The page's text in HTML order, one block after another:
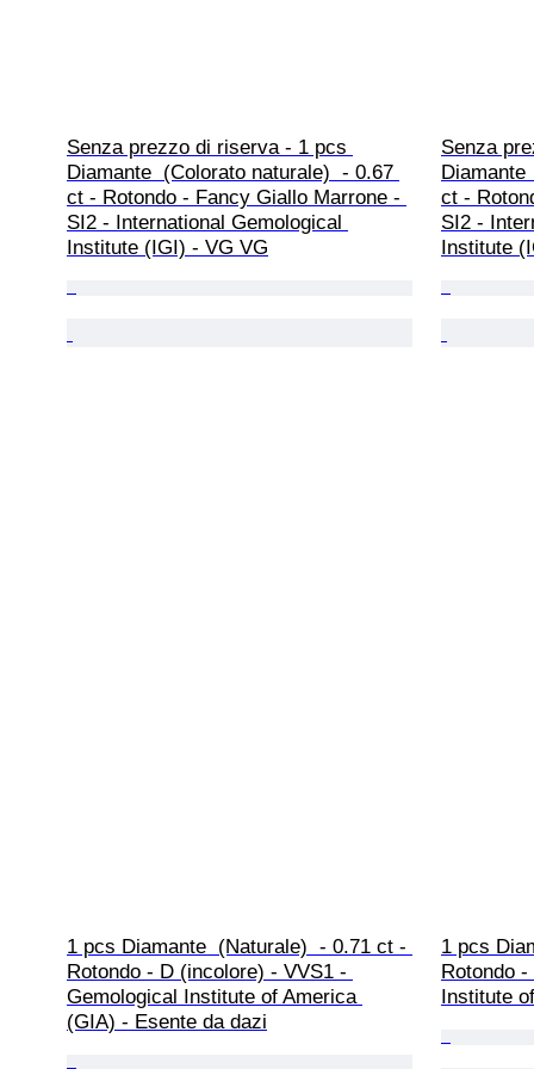
Senza prezzo di riserva - 1 pcs
Diamante  (Colorato naturale)  - 0.67
ct - Rotondo - Fancy Giallo Marrone -
SI2 - International Gemological
Institute (IGI) - VG VG
Senza
ct -
SI2 -
Institute
1 pcs Diamante  (Naturale)  - 0.71 ct -
Rotondo - D (incolore) - VVS1 -
Gemological Institute of America
(GIA) - Esente da dazi
1 pcs
Rotondo
Institute